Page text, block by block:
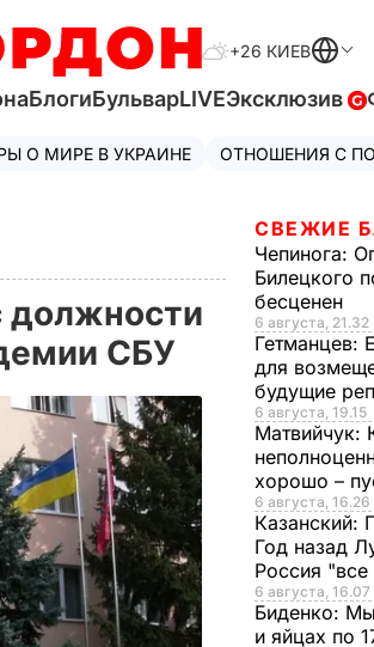
+26 КИЕВ
БлогиБульварLIVEЭксклюзив
О МИРЕ В УКРАИНЕ ОТНОШЕНИЯ С
должности
СБУ
СВЕЖИЕ
Чепинога:
Билецкого
бесценен
6 августа, 21.32
Гетманцев:
для
будущие
6 августа, 19.15
Матвийчук:
хорошо –
6 августа, 16.26
Казанский:
Год назад
Россия "все
6 августа, 16.07
Биденко: Мы
и яйцах по